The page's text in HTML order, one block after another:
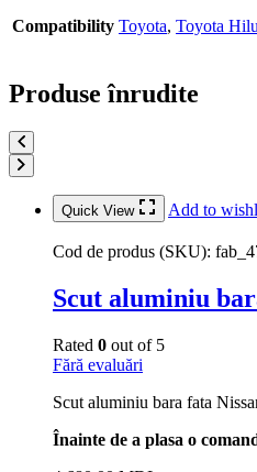
Compatibility Toyota, Toyota
Produse înrudite
Quick View Add to
Cod de produs (SKU):
Scut aluminiu
Rated 0 out of 5
Fără evaluări
Scut aluminiu bara fata
Înainte de a plasa o